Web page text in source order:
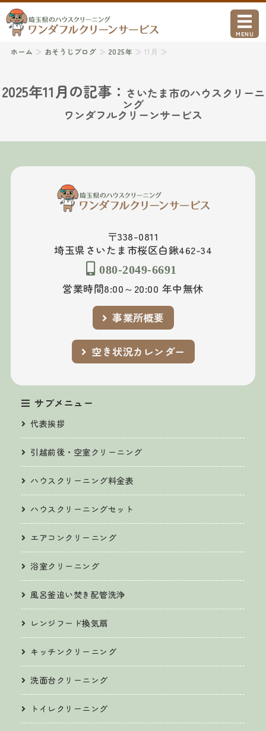
ワンダフルク
MENU
ホーム
ハウスクリーニング
引越し前後・空室クリーニング
事業所概要
お問い合わせ
ホーム ≫ おそうじブログ ≫ 2025年 ≫ 11月 ≫
2025年11月の記事： さいたま市のハウスクリーニ
ング
ワンダフルクリーンサービス
〒338-0811
埼玉県さいたま市桜区白鍬462-34
080-2049-6691
営業時間8:00～20:00 年中無休
事業所概要
空き状況カレンダー
サブメニュー
代表挨拶
引越前後・空室クリーニング
ハウスクリーニング料金表
ハウスクリーニングセット
エアコンクリーニング
浴室クリーニング
風呂釜追い焚き配管洗浄
レンジフード換気扇
キッチンクリーニング
洗面台クリーニング
トイレクリーニング